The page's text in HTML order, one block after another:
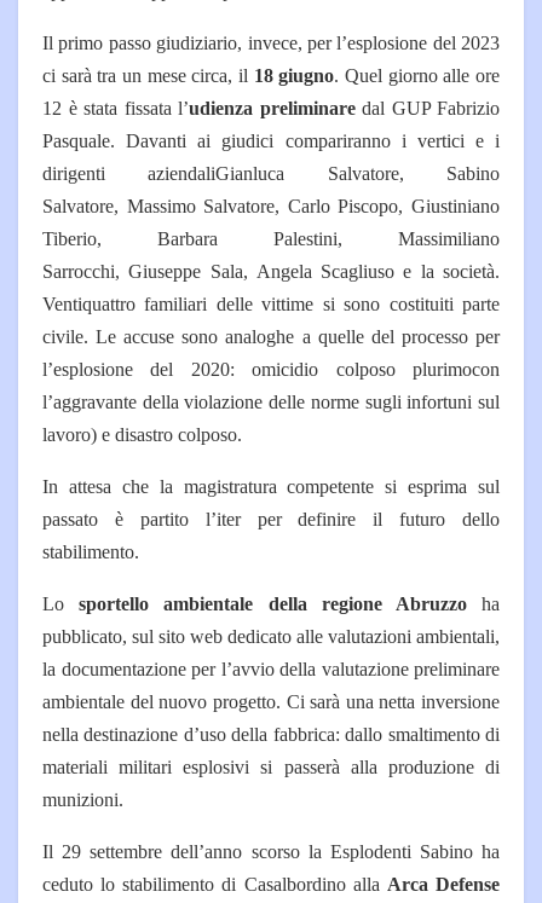
Il primo passo giudiziario, invece, per l’esplosione del 2023
ci sarà tra un mese circa, il 18 giugno. Quel giorno alle ore
12 è stata fissata l’udienza preliminaredal GUP Fabrizio
Pasquale. Davanti ai giudici compariranno i vertici e i
dirigenti aziendaliGianluca Salvatore, Sabino
Salvatore, Massimo Salvatore, Carlo Piscopo, Giustiniano
Tiberio, Barbara Palestini, Massimiliano
Sarrocchi, Giuseppe Sala, Angela Scagliuso e la società.
Ventiquattro familiari delle vittime si sono costituiti parte
civile. Le accuse sono analoghe a quelle del processo per
l’esplosione del 2020: omicidio colposo plurimocon
l’aggravante della violazione delle norme sugli infortuni sul
lavoro) e disastro colposo.
In attesa che la magistratura competente si esprima sul
passato è partito l’iter per definire il futuro dello
stabilimento.
Losportello ambientale della regione Abruzzoha
pubblicato, sul sito web dedicato alle valutazioni ambientali,
la documentazione per l’avvio della valutazione preliminare
ambientale del nuovo progetto. Ci sarà una netta inversione
nella destinazione d’uso della fabbrica: dallo smaltimento di
materiali militari esplosivi si passerà alla produzione di
munizioni.
Il 29 settembre dell’anno scorso la Esplodenti Sabino ha
ceduto lo stabilimento di Casalbordino alla Arca Defense